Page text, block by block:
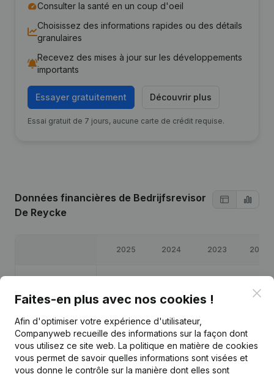
Consulter la santé en un coup d'oeil
Choisissez des informations rapides ou des détails
granulaires
Recevez des mises à jour sur les développements
importants
Essayer gratuitement Découvrir plus
Essai gratuit de 7 jours, aucune carte de crédit requise.
Données financières de Bedrijfsrevisor
De Reycke
2025 2024 2023 2022
Marge brute € 36 735 €44 514 € 27 513 €
Faites-en plus avec nos cookies !
Afin d'optimiser votre expérience d'utilisateur,
Companyweb recueille des informations sur la façon dont
vous utilisez ce site web. La politique en matière de cookies
vous permet de savoir quelles informations sont visées et
vous donne le contrôle sur la manière dont elles sont